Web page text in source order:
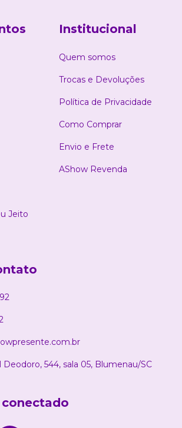
Jeito
Institucional
Quem somos
Trocas e Devoluções
Política de Privacidade
Como Comprar
Envio e Frete
AShow Revenda
Deodoro, 544, sala 05, Blumenau/SC